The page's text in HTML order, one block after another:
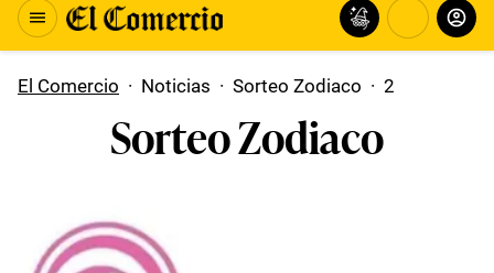
El Comercio · Noticias · Sorteo Zodiaco · 2
Sorteo Zodiaco